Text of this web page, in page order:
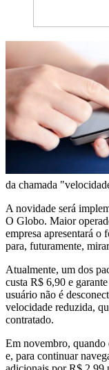
da chamada
A novidade será
O Globo. Maior
empresa apresentará
para, futuramente,
Atualmente, um dos
custa R$ 6,90 e
usuário não é
velocidade reduzida,
contratado.
Em novembro, quando
e, para continuar